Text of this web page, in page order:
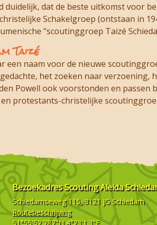
duidelijk, dat de beste uitkomst voor
Schakelgroep (ontstaan in
“scoutinggroep Taizé
Taizé
een naam voor de nieuwe
het zoeken naar
Powell ook voorstonden en passen
protestants-christelijke
BezoekadresScouting Aleida
Schiedamseweg 115, 3121 JGSchiedam
Routebeschrijving
51°55'52.787"N 4°23'1.3"E